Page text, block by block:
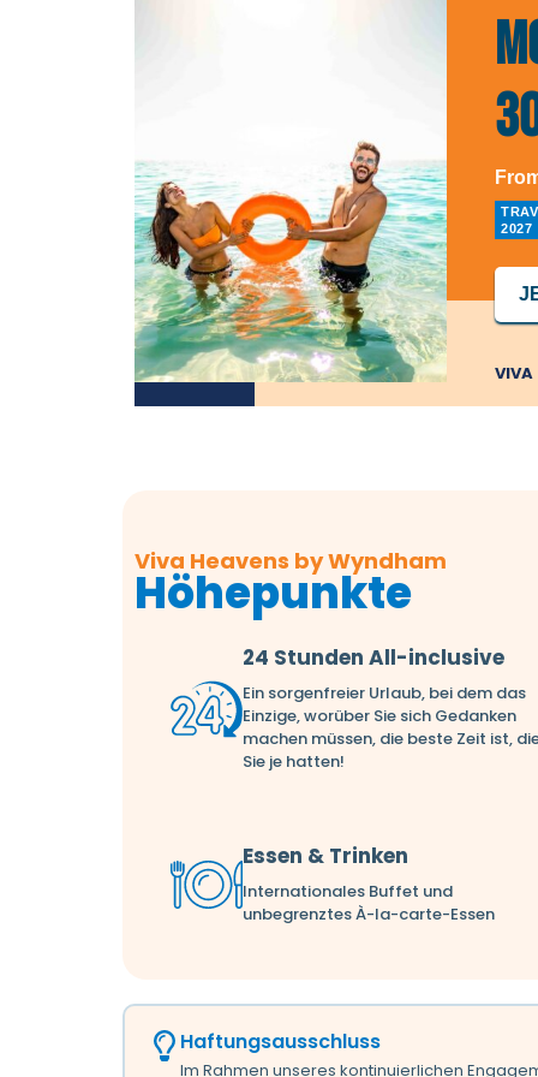
2027
VIVA
Viva Heavens by Wyndham
Höhepunkte
24 Stunden All-inclusive
Ein sorgenfreier Urlaub, bei dem das
Einzige, worüber Sie sich Gedanken
machen müssen, die beste Zeit ist,
Sie je hatten!
Essen & Trinken
Internationales Buffet und
unbegrenztes À-la-carte-Essen
Haftungsausschluss
Im Rahmen unseres kontinuierlichen